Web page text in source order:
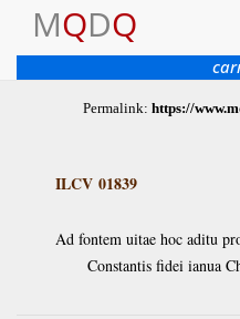
MQDQ
Permalink: https://
ILCV 01839
Ad fontem uitae hoc aditu
Constantis fidei ianua